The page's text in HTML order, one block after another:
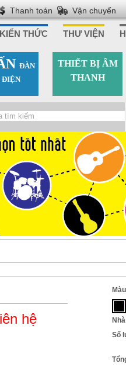
Thanh toán Vận chuyển
KIẾN THỨC THƯ VIỆN
ÐÀN THIẾT BỊ ÂM
THANH
Số
hệ